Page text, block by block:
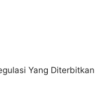
Yang Diterbitkan